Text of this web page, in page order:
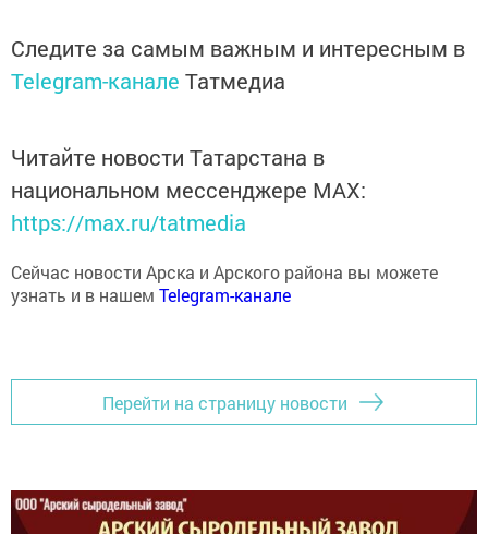
Telegram-каналеТатмедиа
национальном мессенджере MАХ:
https://max.ru/tatmedia
узнать и в нашемTelegram-канале
Перейти на страницу новости